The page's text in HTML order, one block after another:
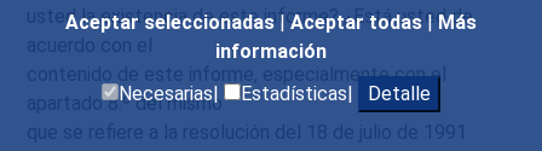
Aceptar seleccionadas |Aceptar todas|Más
información
Necesarias|
Estadísticas| Detalle
usted la existencia de este informe? ¿Está usted de
acuerdo con el
contenido de este informe, especialmente con el
apartado 8.º del mismo
que se refiere a la resolución del 18 de julio de 1991